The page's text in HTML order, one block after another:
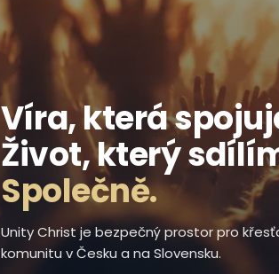
Víra, která
Život, který
Společně.
Unity Christ je bezpečný prostor pro
komunitu v Česku a na Slovensku.